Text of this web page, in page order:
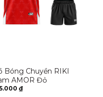
Bóng Chuyền RIKI
AMOR Đỏ
₫